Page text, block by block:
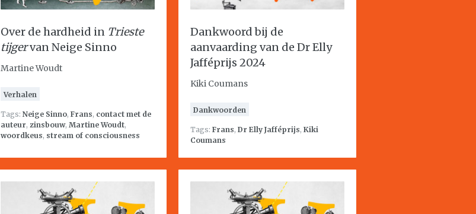
Over de hardheid in Trieste
tijgervan Neige Sinno
Martine Woudt
Verhalen
Tags: Neige Sinno, Frans, contact met de
auteur, zinsbouw, Martine Woudt,
woordkeus, stream of consciousness
Dankwoord bij de
aanvaarding van de Dr Elly
Jafféprijs 2024
Kiki Coumans
Dankwoorden
Tags: Frans, Dr Elly Jafféprijs, Kiki
Coumans